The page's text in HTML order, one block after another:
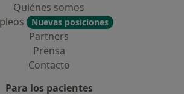
Quiénes somos
Nuevas posiciones
Partners
Prensa
Contacto
Para los pacientes